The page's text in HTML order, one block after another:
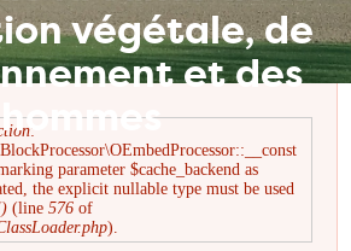
végétale, de
et des
hommes
:
parameter $cache_backend as
the explicit nullable type must be used
(line576 of
).